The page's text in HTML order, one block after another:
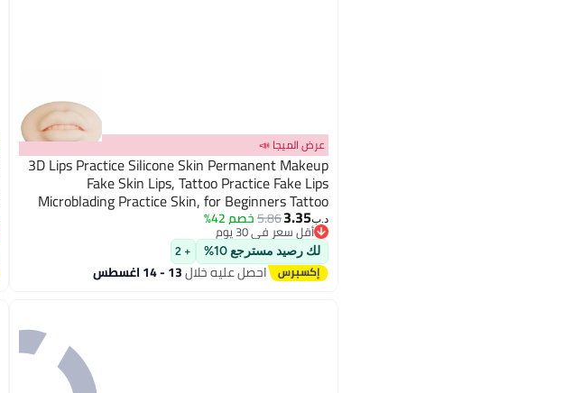
عرض الميجا 📣
3D Lips Practice Silicone Skin Permanent Makeup
Fake Skin Lips, Tattoo Practice Fake Lips
Microblading Practice Skin, for Beginners Tattoo
Artists Cosmetic Makeup Lips Training
د.ب‏3.35
5.86خصم 42%
أقل سعر في 30 يوم
أقل سعر في 30 يوم
لك رصيد مسترجع 10% + 2
احصل عليه خلال13 - 14 اغسطس